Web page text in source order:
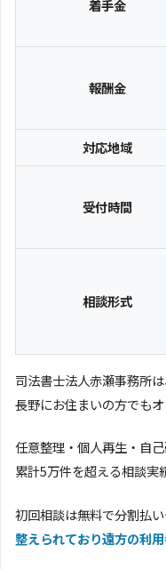
着手金
報酬金
対応地域
受付時間
相談形式
司法書士法人赤瀬事務所
長野にお住まいの方でも
任意整理・個人再生・自
累計5万件を超える相談実
初回相談は無料で分割払い
整えられており遠方の利